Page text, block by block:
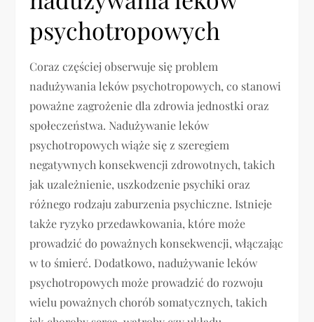
psychotropowych
Coraz częściej obserwuje się problem
nadużywania leków psychotropowych, co stanowi
poważne zagrożenie dla zdrowia jednostki oraz
społeczeństwa. Nadużywanie leków
psychotropowych wiąże się z szeregiem
negatywnych konsekwencji zdrowotnych, takich
jak uzależnienie, uszkodzenie psychiki oraz
różnego rodzaju zaburzenia psychiczne. Istnieje
także ryzyko przedawkowania, które może
prowadzić do poważnych konsekwencji, włączając
w to śmierć. Dodatkowo, nadużywanie leków
psychotropowych może prowadzić do rozwoju
wielu poważnych chorób somatycznych, takich